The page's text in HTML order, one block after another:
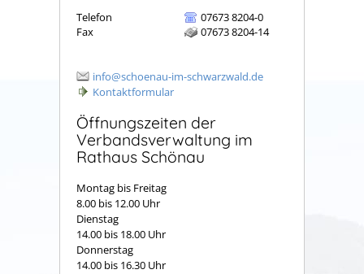
Telefon
07673 8204-0
Fax
07673 8204-14
info@schoenau-im-schwarzwald.de
Kontaktformular
Öffnungszeiten der
Verbandsverwaltung im
Rathaus Schönau
Montag bis Freitag
8.00 bis 12.00 Uhr
Dienstag
14.00 bis 18.00 Uhr
Donnerstag
14.00 bis 16.30 Uhr